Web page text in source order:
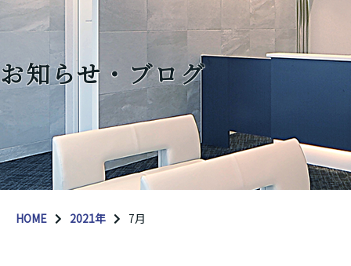
お知らせ・ブログ
HOME 2021年 7月